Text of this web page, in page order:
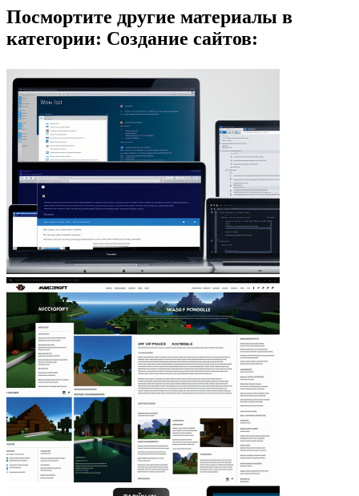
Посмортите другие материалы в
категории: Создание сайтов: